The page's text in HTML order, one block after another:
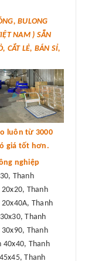
BULONG
NAM ) SẴN
CẮT LẺ, BÁN SỈ,
luôn từ 3000
giá tốt hơn.
nghiệp
Thanh
Thanh
Thanh
Thanh
Thanh
40x40, Thanh
Thanh